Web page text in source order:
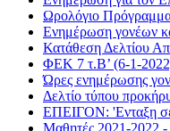
Ωρολόγιο
Ενημέρωση γονέων
Κατάθεση Δελτίου
ΦΕΚ 7 τ.Β’ (6-1-
Ώρες ενημέρωσης
Δελτίο τύπου
ΕΠΕΙΓΟΝ: 'Ενταξη σε
Μαθητές 2021-2022 -